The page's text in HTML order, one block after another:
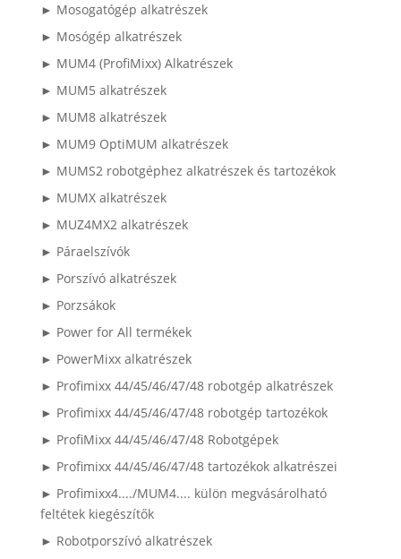
► Mosogatógép alkatrészek
► Mosógép alkatrészek
► MUM4 (ProfiMixx) Alkatrészek
► MUM5 alkatrészek
► MUM8 alkatrészek
► MUM9 OptiMUM alkatrészek
► MUMS2 robotgéphez alkatrészek és tartozékok
► MUMX alkatrészek
► MUZ4MX2 alkatrészek
► Páraelszívók
► Porszívó alkatrészek
► Porzsákok
► Power for All termékek
► PowerMixx alkatrészek
► Profimixx 44/45/46/47/48 robotgép alkatrészek
► Profimixx 44/45/46/47/48 robotgép tartozékok
► ProfiMixx 44/45/46/47/48 Robotgépek
► Profimixx 44/45/46/47/48 tartozékok alkatrészei
► Profimixx4..../MUM4.... külön megvásárolható
feltétek kiegészítők
► Robotporszívó alkatrészek